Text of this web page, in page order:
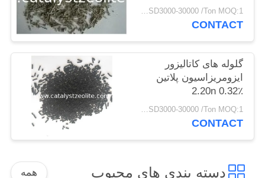
USD3000-30000 /Ton MOQ:1 کیلوگرم
CONTACT
گلوله های کاتالیزور
ایزومریزاسیون پلاتین
2.20n 0.32٪
USD3000-30000 /Ton MOQ:1 کیلوگرم
CONTACT
دسته بندی های محبوب همه